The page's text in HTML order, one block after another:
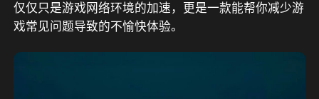
仅仅只是游戏网络环境的加速，更是一款能帮你减少游
戏常见问题导致的不愉快体验。